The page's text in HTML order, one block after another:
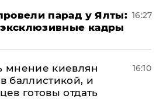
парад у Ялты:
кадры
16:27
мнение киевлян
баллистикой, и
готовы отдать
16:10